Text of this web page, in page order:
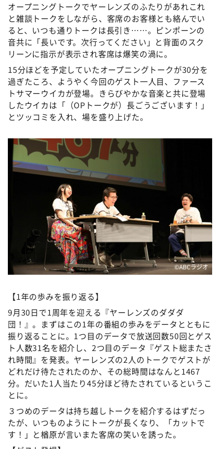
オープニングトークでヤーレンズのふたりがあれこれ
と雑談トークをしながら、客席のお客様とも絡んでい
ると、いつも通りトークは長引き……。ピンポーンの
音共に「長いです。次行ってください」と背面のスク
リーンに指示が表示され客席は爆笑の渦に。
15分ほどを予定していたオープニングトークが30分を
過ぎたころ、ようやく今回のゲスト一人目、ファース
トサマーウイカが登場。きらびやかな音楽と共に登場
したウイカは「（OPトークが）長ごうございます！」
とツッコミを入れ、場を盛り上げた。
©️ABCラジオ
【1年の歩みを振り返る】
9月30日で1周年を迎える『ヤーレンズのダダダ
団！』。まずはこの1年の番組の歩みをデータとともに
振り返ることに。1つ目のデータで放送回数50回とゲス
ト人数31名を紹介し、2つ目のデータ『ゲスト総またさ
れ時間』を発表。ヤーレンズの2人のトークでゲストが
どれだけ待たされたのか、その総時間はなんと1467
分。だいた1人当たり45分ほど待たされているというこ
とに。
３つめのデータは持ち越しトークを紹介するはずだっ
たが、いつものようにトークが長くなり、「カットで
す！」と楢原が言いまた客席の笑いを誘った。